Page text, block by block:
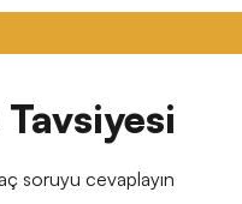
soruyu cevaplayın